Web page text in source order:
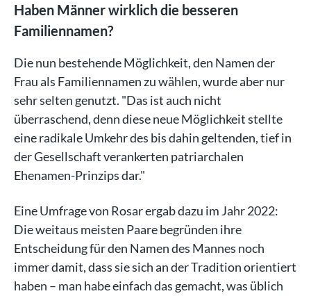
Haben Männer wirklich die besseren
Familiennamen?
Die nun bestehende Möglichkeit, den Namen der
Frau als Familiennamen zu wählen, wurde aber nur
sehr selten genutzt. "Das ist auch nicht
überraschend, denn diese neue Möglichkeit stellte
eine radikale Umkehr des bis dahin geltenden, tief in
der Gesellschaft verankerten patriarchalen
Ehenamen-Prinzips dar."
Eine Umfrage von Rosar ergab dazu im Jahr 2022:
Die weitaus meisten Paare begründen ihre
Entscheidung für den Namen des Mannes noch
immer damit, dass sie sich an der Tradition orientiert
haben – man habe einfach das gemacht, was üblich